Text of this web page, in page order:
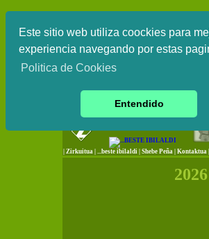
Este sitio web utiliza coockies para
experiencia navegando por estas
Politica de Cookies
Entendido
Zirkuitua ...beste ibilaldi Shebe Peña Kontaktua